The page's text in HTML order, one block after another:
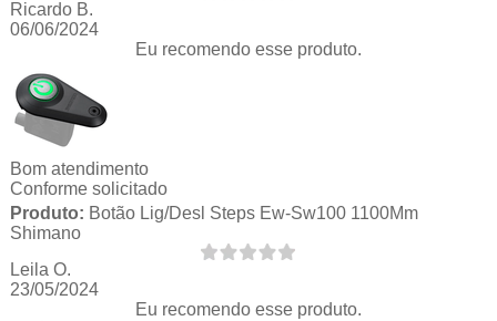
Ricardo B.
06/06/2024
Eu recomendo esse produto.
Bom atendimento
Conforme solicitado
Produto: Botão Lig/Desl Steps Ew-Sw100 1100Mm
Shimano
Leila O.
23/05/2024
Eu recomendo esse produto.